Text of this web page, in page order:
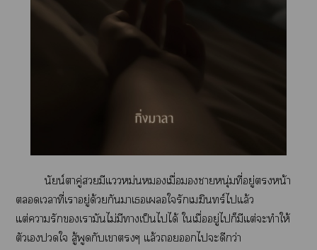
นัยน์าคู่มีแหม่นเมื่อาหนุ่มที่อยู่หน้า
เาที่เาอยู่ด้วยกันาเเใรักเมฆินทร์ไแล้ว
แต่ารักเามันไม่มีาเป็นไได้ ใเมื่ออยู่ไก็มีแต่ะทำให้
ตัวเใ สู้พูดกับเาๆ แล้วไะดีกว่า